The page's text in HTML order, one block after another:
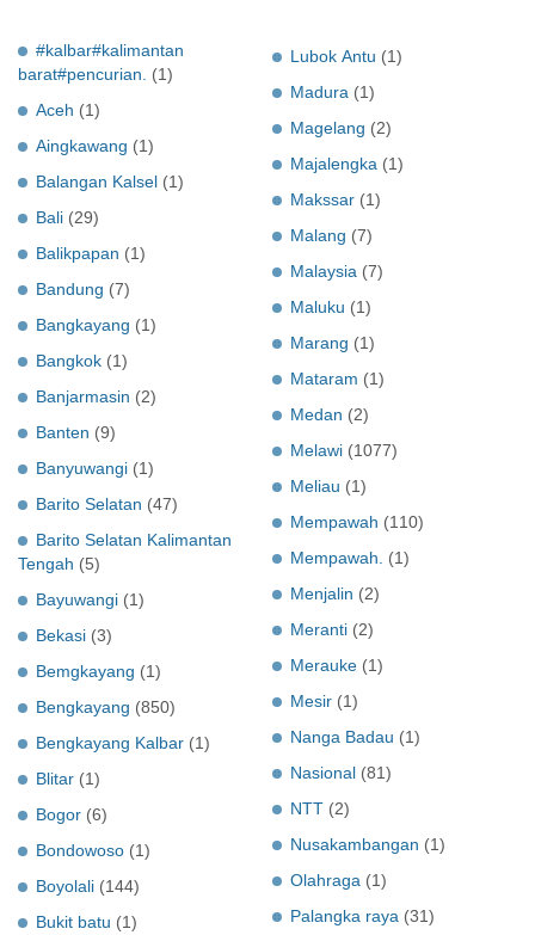
#kalbar#kalimantan
barat#pencurian.
(1)
Aceh (1)
Aingkawang (1)
Balangan Kalsel (1)
Bali (29)
Balikpapan (1)
Bandung (7)
Bangkayang (1)
Bangkok (1)
Banjarmasin (2)
Banten (9)
Banyuwangi (1)
Barito Selatan (47)
Barito Selatan Kalimantan
Tengah (5)
Bayuwangi (1)
Bekasi (3)
Bemgkayang (1)
Bengkayang (850)
Bengkayang Kalbar (1)
Blitar (1)
Bogor (6)
Bondowoso (1)
Boyolali (144)
Bukit batu (1)
Lubok Antu (1)
Madura (1)
Magelang (2)
Majalengka (1)
Makssar (1)
Malang (7)
Malaysia (7)
Maluku (1)
Marang (1)
Mataram (1)
Medan (2)
Melawi (1077)
Meliau (1)
Mempawah (110)
Mempawah.
(1)
Menjalin (2)
Meranti (2)
Merauke (1)
Mesir (1)
Nanga Badau (1)
Nasional (81)
NTT (2)
Nusakambangan (1)
Olahraga (1)
Palangka raya (31)